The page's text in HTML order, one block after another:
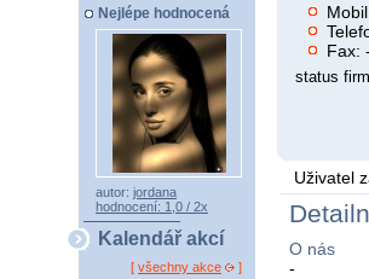
Nejlépe hodnocená
autor: jordana
hodnocení: 1,0 / 2x
Kalendář akcí
[ všechny akce ]
Fax: -
status
Uživatel
O nás
-